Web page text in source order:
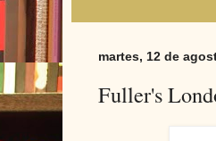
martes, 12 de
Fuller's